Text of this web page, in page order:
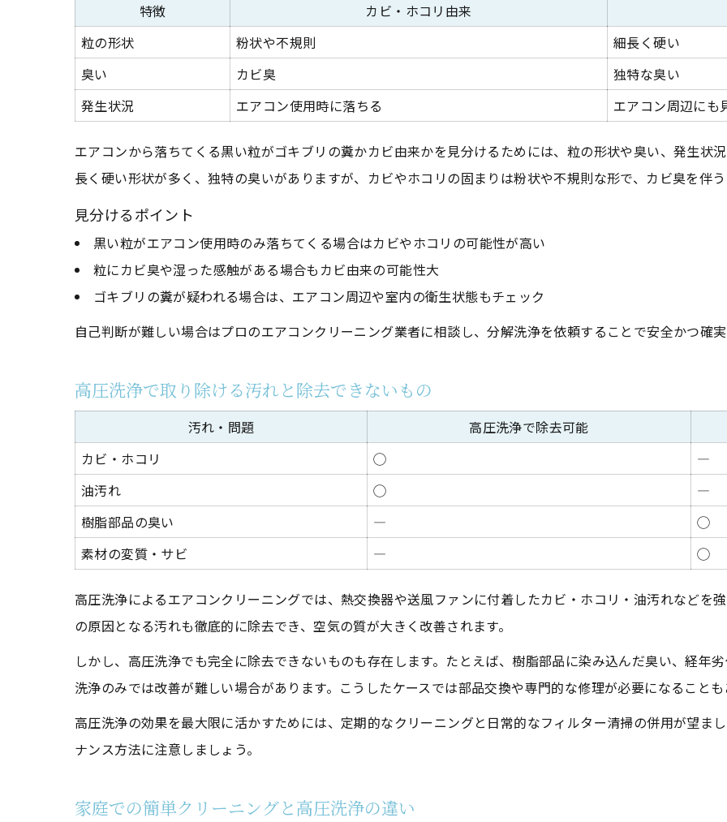
エアコンクリーニング高圧洗浄の実践チェックリスト
アレルギー対策に役立つ高圧洗浄の活用法
空気環境改善に効果的なクリーニング手順
高圧洗浄で家族の健康を守るポイント
特徴
カビ・ホコリ由来
粒の形状
粉状や不規則
細長く硬い
臭い
カビ臭
独特な臭い
発生状況
エアコン使用時に落ちる エアコン周辺にも
エアコンから落ちてくる黒い粒がゴキブリの糞かカビ由来かを見分けるためには、粒の形状や臭い、発生状
長く硬い形状が多く、独特の臭いがありますが、カビやホコリの固まりは粉状や不規則な形で、カビ臭を伴
見分けるポイント
黒い粒がエアコン使用時のみ落ちてくる場合はカビやホコリの可能性が高い
粒にカビ臭や湿った感触がある場合もカビ由来の可能性大
ゴキブリの糞が疑われる場合は、エアコン周辺や室内の衛生状態もチェック
自己判断が難しい場合はプロのエアコンクリーニング業者に相談し、分解洗浄を依頼することで安全かつ確
高圧洗浄で取り除ける汚れと除去できないもの
汚れ・問題
高圧洗浄で除去可能
カビ・ホコリ
◯
―
油汚れ
◯
―
樹脂部品の臭い
―
◯
素材の変質・サビ
― ◯
高圧洗浄によるエアコンクリーニングでは、熱交換器や送風ファンに付着したカビ・ホコリ・油汚れなどを
の原因となる汚れも徹底的に除去でき、空気の質が大きく改善されます。
しかし、高圧洗浄でも完全に除去できないものも存在します。たとえば、樹脂部品に染み込んだ臭い、経年
洗浄のみでは改善が難しい場合があります。こうしたケースでは部品交換や専門的な修理が必要になること
高圧洗浄の効果を最大限に活かすためには、定期的なクリーニングと日常的なフィルター清掃の併用が望ま
ナンス方法に注意しましょう。
家庭での簡単クリーニングと高圧洗浄の違い